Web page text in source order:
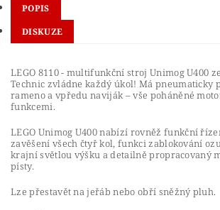
POPIS
DISKUZE
LEGO 8110 - multifunkční stroj Unimog U400
Technic zvládne každý úkol! Má pneumaticky
rameno a vpředu naviják – vše poháněné
funkcemi.
LEGO Unimog U400 nabízí rovněž funkční
zavěšení všech čtyř kol, funkci zablokování
krajní světlou výšku a detailně propracovaný
písty.
Lze přestavět na jeřáb nebo obří sněžný pluh.